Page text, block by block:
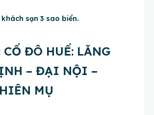
sạn 3 sao biển.
CỐ ĐÔ HUẾ: LĂNG
– ĐẠI NỘI –
MỤ